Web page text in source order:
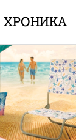
ХРОНИКА